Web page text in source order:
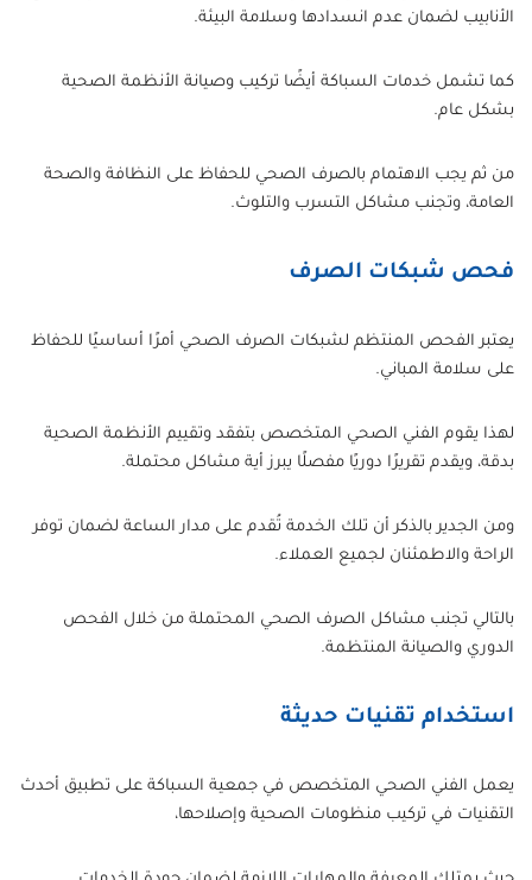
الأنابيب لضمان عدم انسدادها وسلامة البيئة.
كما تشمل خدمات السباكة أيضًا تركيب وصيانة الأنظمة الصحية
بشكل عام.
من ثم يجب الاهتمام بالصرف الصحي للحفاظ على النظافة والصحة
العامة، وتجنب مشاكل التسرب والتلوث.
فحص شبكات الصرف
يعتبر الفحص المنتظم لشبكات الصرف الصحي أمرًا أساسيًا للحفاظ
على سلامة المباني.
لهذا يقوم الفني الصحي المتخصص بتفقد وتقييم الأنظمة الصحية
بدقة، ويقدم تقريرًا دوريًا مفصلًا يبرز أية مشاكل محتملة.
ومن الجدير بالذكر أن تلك الخدمة تُقدم على مدار الساعة لضمان توفر
الراحة والاطمئنان لجميع العملاء.
بالتالي تجنب مشاكل الصرف الصحي المحتملة من خلال الفحص
الدوري والصيانة المنتظمة.
استخدام تقنيات حديثة
يعمل الفني الصحي المتخصص في جمعية السباكة على تطبيق أحدث
التقنيات في تركيب منظومات الصحية وإصلاحها،